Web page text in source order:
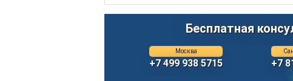
Госпошлина за выдачу (замену) ВУ
Бесплатная
Москва
+7 499 938 5715 +7